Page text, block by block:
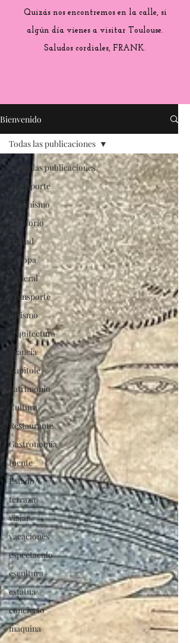
Quizás nos encontremos en la calle, si
algún día vienes a visitar Toulouse.
Saludos cordiales, FRANK.
Bienvenido
Todas las publicaciones
Transporte
Urbanismo
territorio
ciudad
Europa
General
Transporte
turismo
arquitectura
Francia
Capitole
Patrimonio
Cultura
Restaurante
Gastronomia
fuente
Estado
terraza
viajar
vacaciones
espectaculo
escultura
estatua
concierto
maquina
Todas las publicaciones